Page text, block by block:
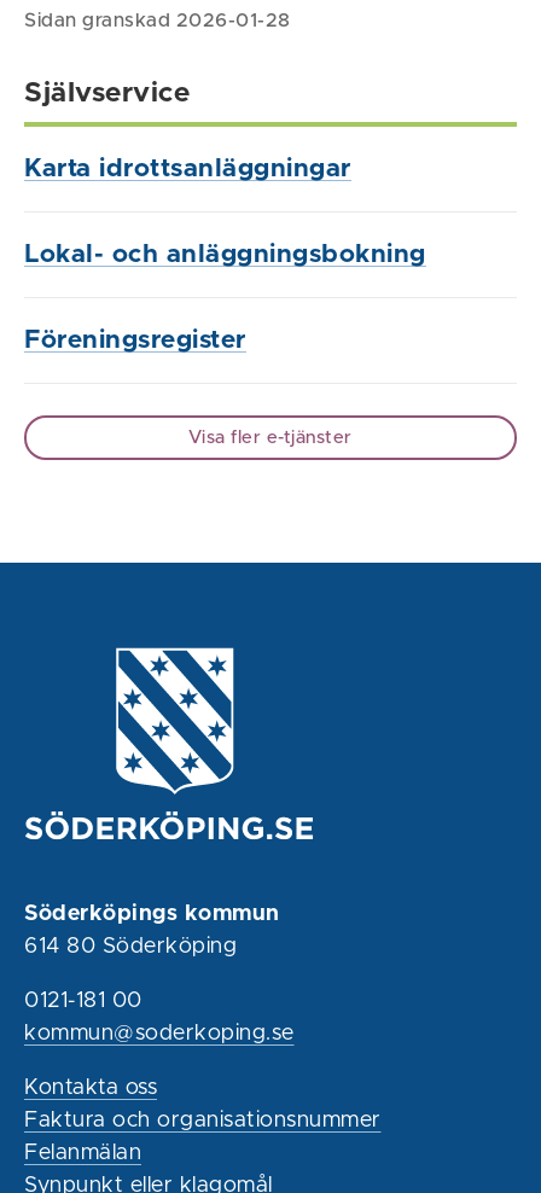
Sidan granskad 2026-01-28
Självservice
Karta idrottsanläggningar
Lokal- och anläggningsbokning
Föreningsregister
Visa fler e-tjänster
Söderköpings kommun
614 80 Söderköping
0121-181 00
kommun@soderkoping.se
Kontakta oss
Faktura och organisationsnummer
Felanmälan
Synpunkt eller klagomål